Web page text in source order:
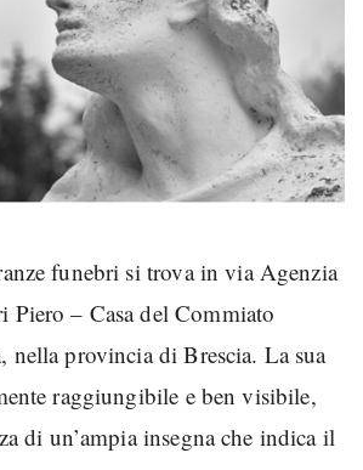
funebri si trova in via Agenzia
Piero – Casa del Commiato
nella provincia di Brescia. La sua
raggiungibile e ben visibile,
di un’ampia insegna che indica il